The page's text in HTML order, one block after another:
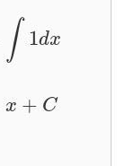
∫ 1dx
x + C